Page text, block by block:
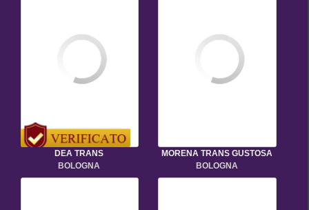
DEA TRANS
BOLOGNA
MORENA TRANS GUSTOSA
BOLOGNA